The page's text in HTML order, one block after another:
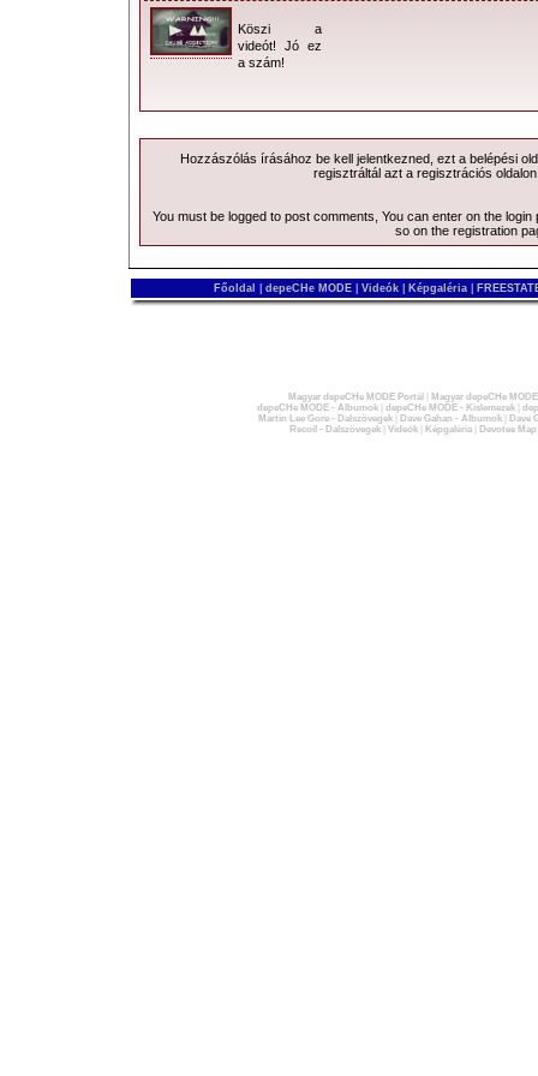
Köszi a
videót! Jó ez
a szám!
Hozzászólás írásához be kell jelentkezned, ezt a belépési
regisztráltál azt a regisztrációs
You must be logged to post comments, You can enter on the login
so on the registration
Főoldal depeCHe MODE Videók Képgaléria
Magyar depeCHe MODE Portál
Magyar depeCHe
depeCHe MODE - Albumok| depeCHe MODE - Kislemezek|
Martin Lee Gore - Dalszövegek| Dave Gahan - Albumok|
Dave
Recoil - Dalszövegek| Videók| Képgaléria| Devotee Map